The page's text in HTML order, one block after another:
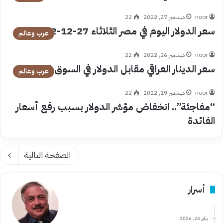
noor ديسمبر 27, 2022 22
سعر الدولار اليوم في مصر الثلاثاء 27-12-2022 عرب وعالم
noor ديسمبر 26, 2022 22
سعر الدينار العراقي مقابل الدولار في السوق اليوم
عرب وعالم
noor ديسمبر 19, 2022 22
“مفاجئة”.. انخفاض مؤشر الدولار بسبب رفع أسعار
الفائدة
الصفحة التالية
أسرار
يناير 24, 2026